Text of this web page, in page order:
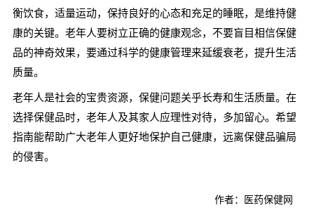
衡饮食，适量运动，保持良好的心态和充足的睡眠，是维持健
康的关键。老年人要树立正确的健康观念，不要盲目相信保健
品的神奇效果，要通过科学的健康管理来延缓衰老，提升生活
质量。
老年人是社会的宝贵资源，保健问题关乎长寿和生活质量。在
选择保健品时，老年人及其家人应理性对待，多加留心。希望
指南能帮助广大老年人更好地保护自己健康，远离保健品骗局
的侵害。
作者：医药保健网